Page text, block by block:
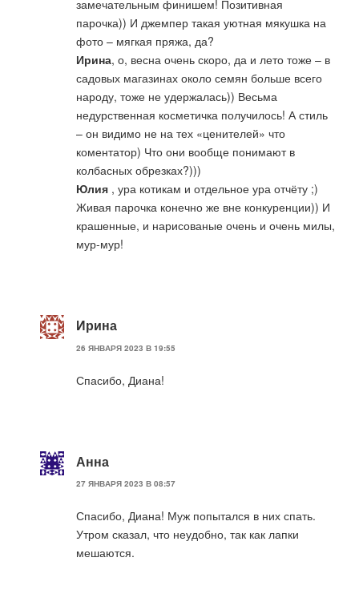
замечательным финишем! Позитивная
парочка)) И джемпер такая уютная мякушка на
фото – мягкая пряжа, да?
Ирина, о, весна очень скоро, да и лето тоже – в
садовых магазинах около семян больше всего
народу, тоже не удержалась)) Весьма
недурственная косметичка получилось! А стиль
– он видимо не на тех «ценителей» что
коментатор) Что они вообще понимают в
колбасных обрезках?)))
Юлия , ура котикам и отдельное ура отчёту ;)
Живая парочка конечно же вне конкуренции)) И
крашенные, и нарисованые очень и очень милы,
мур-мур!
Ирина
26 ЯНВАРЯ 2023 В 19:55
Спасибо, Диана!
Анна
27 ЯНВАРЯ 2023 В 08:57
Спасибо, Диана! Муж попытался в них спать.
Утром сказал, что неудобно, так как лапки
мешаются.